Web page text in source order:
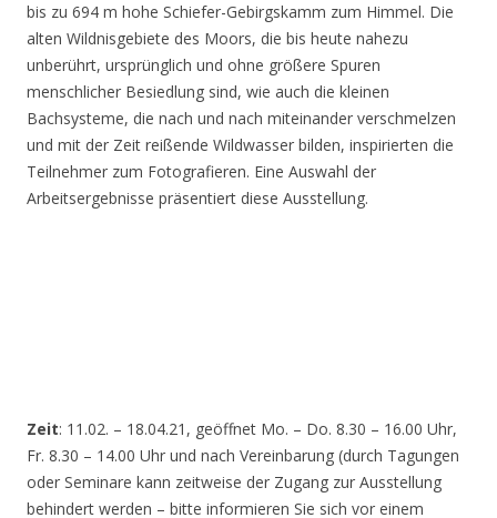
bis zu 694 m hohe Schiefer-Gebirgskamm zum Himmel. Die
alten Wildnisgebiete des Moors, die bis heute nahezu
unberührt, ursprünglich und ohne größere Spuren
menschlicher Besiedlung sind, wie auch die kleinen
Bachsysteme, die nach und nach miteinander verschmelzen
und mit der Zeit reißende Wildwasser bilden, inspirierten die
Teilnehmer zum Fotografieren. Eine Auswahl der
Arbeitsergebnisse präsentiert diese Ausstellung.
Zeit: 11.02. – 18.04.21, geöffnet Mo. – Do. 8.30 – 16.00 Uhr,
Fr. 8.30 – 14.00 Uhr und nach Vereinbarung (durch Tagungen
oder Seminare kann zeitweise der Zugang zur Ausstellung
behindert werden – bitte informieren Sie sich vor einem